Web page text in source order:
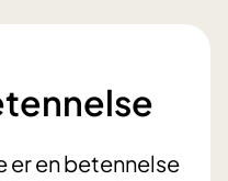
en betennelse